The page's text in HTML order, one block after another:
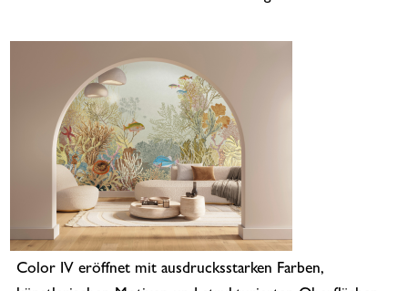
Color IV eröffnet mit ausdrucksstarken Farben,